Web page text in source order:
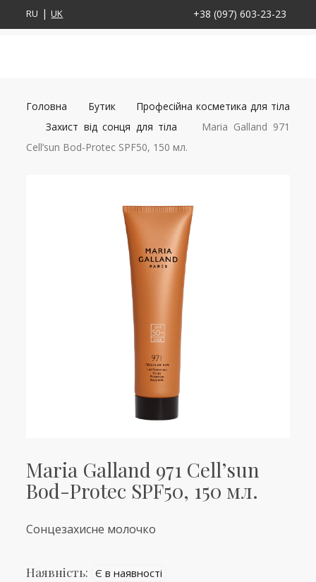
RU UK +38 (097) 603-23-23
Головна Бутик
Професійна косметика для тіла
Захист від сонця для тіла
Maria Galland 971
Cell’sun Bod-Protec SPF50, 150 мл.
Maria Galland 971 Cell’sun
Bod-Protec SPF50, 150 мл.
Сонцезахисне молочко
Наявність: Є в наявності